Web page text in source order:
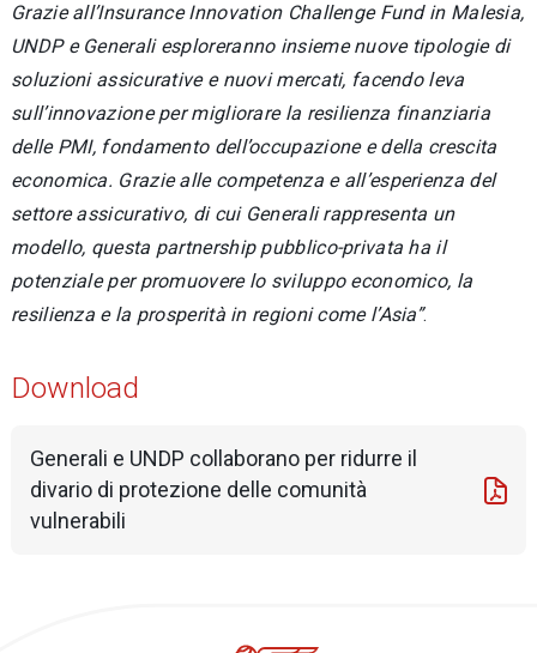
Grazie all’Insurance Innovation Challenge Fund in Malesia,
UNDP e Generali esploreranno insieme nuove tipologie di
soluzioni assicurative e nuovi mercati, facendo leva
sull’innovazione per migliorare la resilienza finanziaria
delle PMI, fondamento dell’occupazione e della crescita
economica. Grazie alle competenza e all’esperienza del
settore assicurativo, di cui Generali rappresenta un
modello, questa partnership pubblico-privata ha il
potenziale per promuovere lo sviluppo economico, la
resilienza e la prosperità in regioni come l’Asia”.
Download
Generali e UNDP collaborano per ridurre il
divario di protezione delle comunità
vulnerabili